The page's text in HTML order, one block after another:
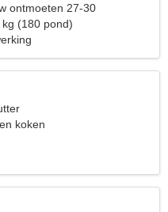
ontmoeten 27-30
(180 pond)
koken